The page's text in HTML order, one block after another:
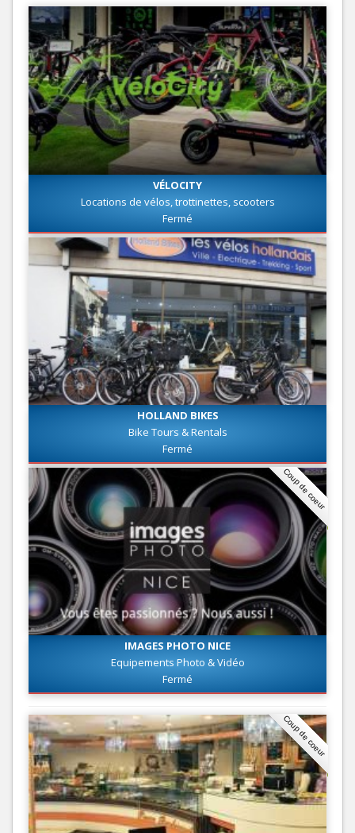
VÉLOCITY
Locations de vélos, trottinettes, scooters
Fermé
HOLLAND BIKES
Bike Tours & Rentals
Fermé
Coup de coeur
IMAGES PHOTO NICE
Equipements Photo & Vidéo
Fermé
Coup de coeur